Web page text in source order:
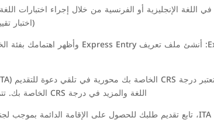
(اختبار
اللغة والمزيد في درجة CRS الخاصة بك. تتم دعوة المرشحين ذوي الدرجات العالية للتقدم في سحوبات Express Entry العادية.